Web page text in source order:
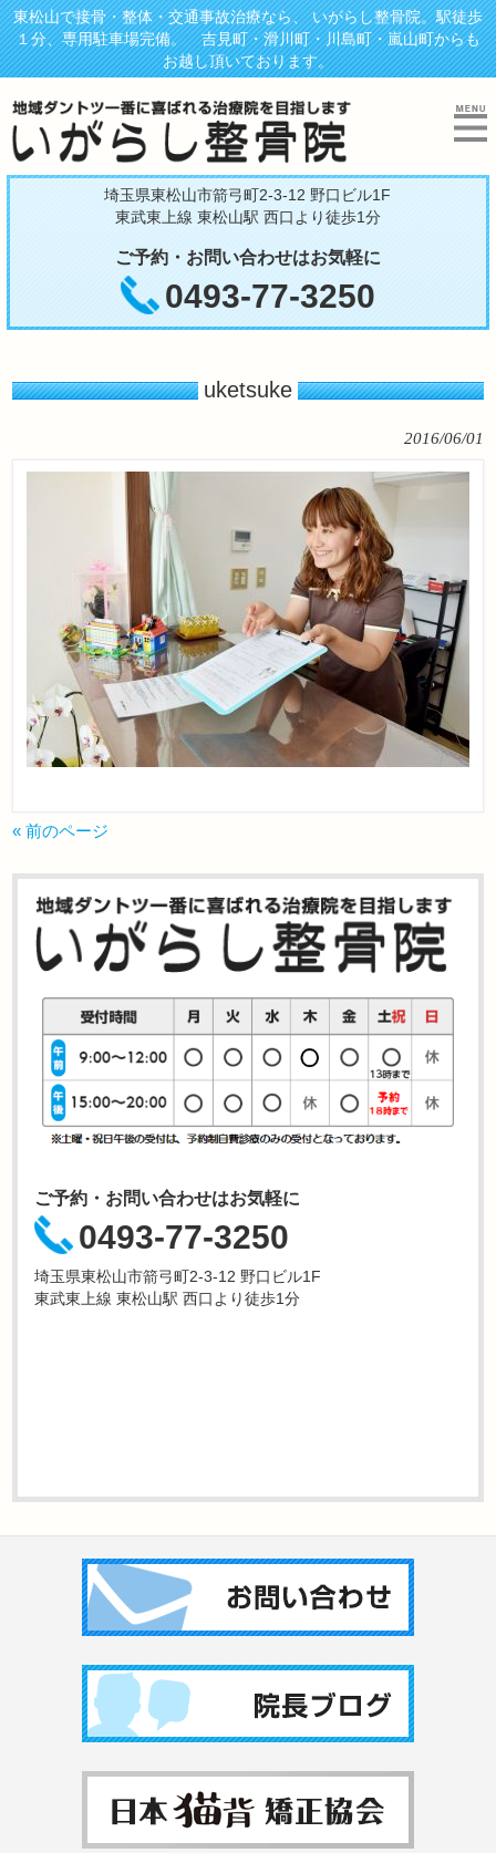
東松山で接骨・整体・交通事故治療なら、 いがらし整骨院。駅徒歩
１分、専用駐車場完備。 吉見町・滑川町・川島町・嵐山町からも
お越し頂いております。
埼玉県東松山市箭弓町2-3-12 野口ビル1F
東武東上線 東松山駅 西口より徒歩1分
ご予約・お問い合わせはお気軽に
0493-77-3250
uketsuke
2016/06/01
« 前のページ
ご予約・お問い合わせはお気軽に
0493-77-3250
埼玉県東松山市箭弓町2-3-12 野口ビル1F
東武東上線 東松山駅 西口より徒歩1分